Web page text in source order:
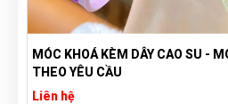
MÓC KHOÁ KÈM DÂY CAO SU - MÓC
THEO YÊU CẦU
Liên hệ